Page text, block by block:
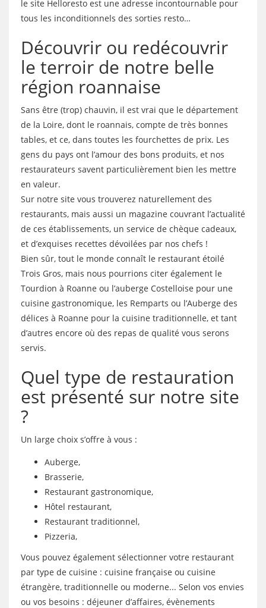
le site Helloresto est une adresse incontournable pour
tous les inconditionnels des sorties resto…
Découvrir ou redécouvrir
le terroir de notre belle
région roannaise
Sans être (trop) chauvin, il est vrai que le département
de la Loire, dont le roannais, compte de très bonnes
tables, et ce, dans toutes les fourchettes de prix. Les
gens du pays ont l’amour des bons produits, et nos
restaurateurs savent particulièrement bien les mettre
en valeur.
Sur notre site vous trouverez naturellement des
restaurants, mais aussi un magazine couvrant l’actualité
de ces établissements, un service de chèque cadeaux,
et d’exquises recettes dévoilées par nos chefs !
Bien sûr, tout le monde connaît le restaurant étoilé
Trois Gros, mais nous pourrions citer également le
Tourdion à Roanne ou l’auberge Costelloise pour une
cuisine gastronomique, les Remparts ou l’Auberge des
délices à Roanne pour la cuisine traditionnelle, et tant
d’autres encore où des repas de qualité vous serons
servis.
Quel type de restauration
est présenté sur notre site
?
Un large choix s’offre à vous :
Auberge,
Brasserie,
Restaurant gastronomique,
Hôtel restaurant,
Restaurant traditionnel,
Pizzeria,
Vous pouvez également sélectionner votre restaurant
par type de cuisine : cuisine française ou cuisine
étrangère, traditionnelle ou moderne... Selon vos envies
ou vos besoins : déjeuner d’affaires, évènements